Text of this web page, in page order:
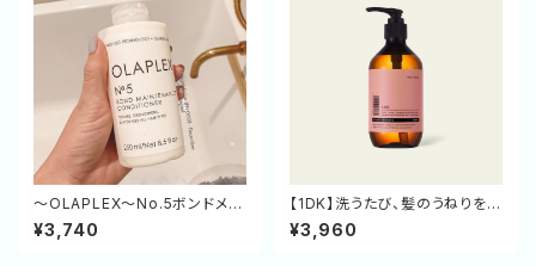
～OLAPLEX～No.5ボンドメン
テナンスコンディショナー
¥3,740
【1DK】洗うたび、髪のうねりをリ
セット。シルクのような手触りへ
導くリペアシャンプー
¥3,960